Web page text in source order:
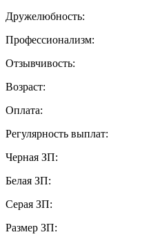
Дружелюбность:
Профессионализм:
Отзывчивость:
Возраст:
Оплата:
Регулярность выплат:
Черная ЗП:
Белая ЗП:
Серая ЗП:
Размер ЗП: